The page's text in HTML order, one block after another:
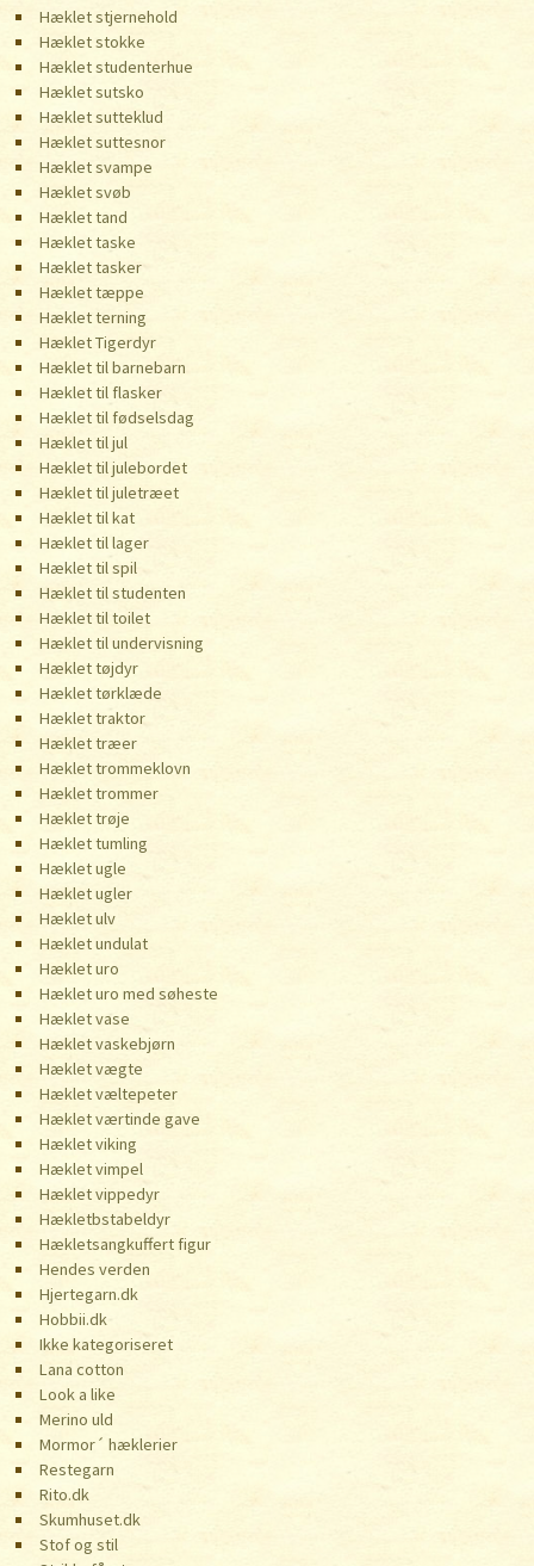
Hæklet stjernehold
Hæklet stokke
Hæklet studenterhue
Hæklet sutsko
Hæklet sutteklud
Hæklet suttesnor
Hæklet svampe
Hæklet svøb
Hæklet tand
Hæklet taske
Hæklet tasker
Hæklet tæppe
Hæklet terning
Hæklet Tigerdyr
Hæklet til barnebarn
Hæklet til flasker
Hæklet til fødselsdag
Hæklet til jul
Hæklet til julebordet
Hæklet til juletræet
Hæklet til kat
Hæklet til lager
Hæklet til spil
Hæklet til studenten
Hæklet til toilet
Hæklet til undervisning
Hæklet tøjdyr
Hæklet tørklæde
Hæklet traktor
Hæklet træer
Hæklet trommeklovn
Hæklet trommer
Hæklet trøje
Hæklet tumling
Hæklet ugle
Hæklet ugler
Hæklet ulv
Hæklet undulat
Hæklet uro
Hæklet uro med søheste
Hæklet vase
Hæklet vaskebjørn
Hæklet vægte
Hæklet væltepeter
Hæklet værtinde gave
Hæklet viking
Hæklet vimpel
Hæklet vippedyr
Hækletbstabeldyr
Hækletsangkuffert figur
Hendes verden
Hjertegarn.dk
Hobbii.dk
Ikke kategoriseret
Lana cotton
Look a like
Merino uld
Mormor´ hæklerier
Restegarn
Rito.dk
Skumhuset.dk
Stof og stil